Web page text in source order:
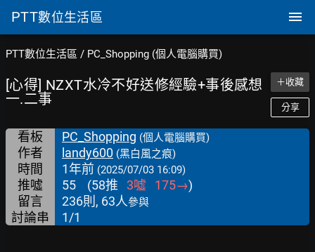
PTT數位生活區
PTT數位生活區 / PC_Shopping (個人電腦購買)
[心得] NZXT水冷不好送修經驗+事後感想
一.二事
＋收藏
分享
看板 PC_Shopping (個人電腦購買)
作者 landy600 (黑白風之痕)
時間 1年前 (2025/07/03 16:09)
推噓 55 (58推 3噓 175→)
留言
236則, 63人參與
討論串 1/1